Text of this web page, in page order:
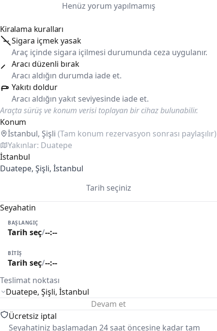
Henüz yorum yapılmamış
Kiralama kuralları
Sigara içmek yasak
Araç içinde sigara içilmesi durumunda ceza uygulanır.
Aracı düzenli bırak
Aracı aldığın durumda iade et.
Yakıtı doldur
Aracı aldığın yakıt seviyesinde iade et.
Araçta sürüş ve konum verisi toplayan bir cihaz bulunabilir.
Konum
İstanbul, Şişli (Tam konum rezervasyon sonrası paylaşılır)
Yakınlar: Duatepe
İstanbul
Duatepe, Şişli, İstanbul
Tarih seçiniz
Seyahatin
BAŞLANGIÇ
Tarih seç/--:--
BITIŞ
Tarih seç/--:--
Teslimat noktası
Devam et
Ücretsiz iptal
Seyahatiniz başlamadan 24 saat öncesine kadar tam